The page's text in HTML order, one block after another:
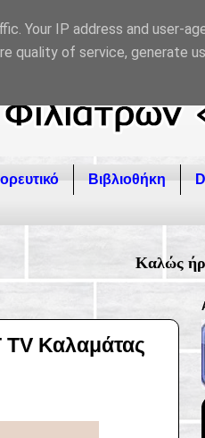
Βιβλιοθήκη
Καλώς ήρθατε στον
TV Καλαμάτας
Your IP address and user-
quality of service, generate